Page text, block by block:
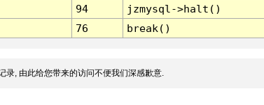
94
jzmysql->halt()
76 break()
录, 由此给您带来的访问不便我们深感歉意.